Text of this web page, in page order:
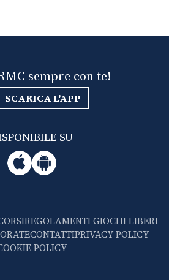
sempre con te!
SCARICA L'APP
SU
REGOLAMENTI GIOCHI LIBERI
CONTATTIPRIVACY POLICY
POLICY